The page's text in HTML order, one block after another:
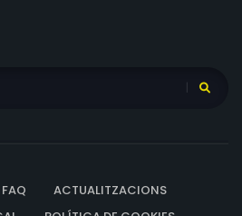
FAQ
ACTUALITZACIONS